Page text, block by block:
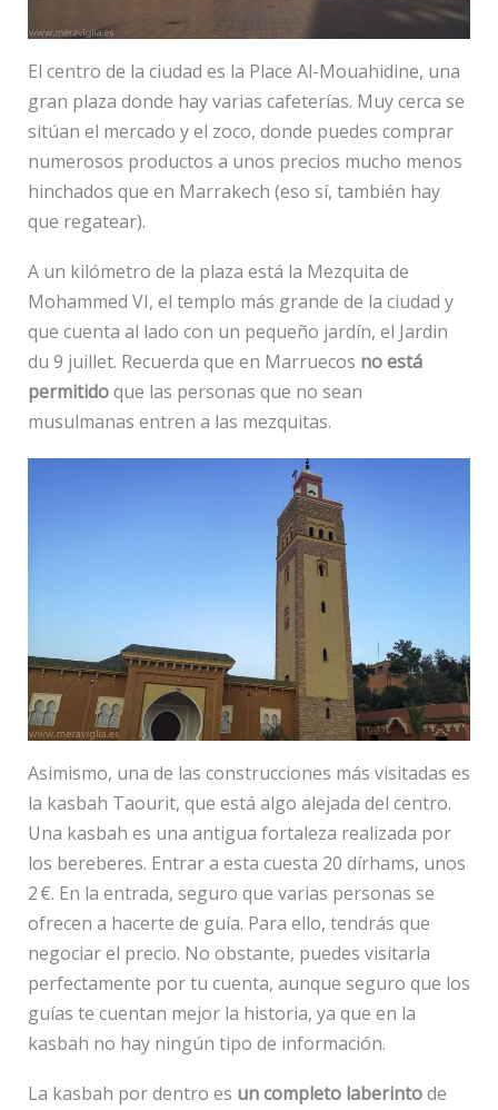
El centro de la ciudad es la Place Al-Mouahidine, una
gran plaza donde hay varias cafeterías. Muy cerca se
sitúan el mercado y el zoco, donde puedes comprar
numerosos productos a unos precios mucho menos
hinchados que en Marrakech (eso sí, también hay
que regatear).
A un kilómetro de la plaza está la Mezquita de
Mohammed VI, el templo más grande de la ciudad y
que cuenta al lado con un pequeño jardín, el Jardin
du 9 juillet. Recuerda que en Marruecos no está
permitidoque las personas que no sean
musulmanas entren a las mezquitas.
Asimismo, una de las construcciones más visitadas es
la kasbah Taourit, que está algo alejada del centro.
Una kasbah es una antigua fortaleza realizada por
los bereberes. Entrar a esta cuesta 20 dírhams, unos
2 €. En la entrada, seguro que varias personas se
ofrecen a hacerte de guía. Para ello, tendrás que
negociar el precio. No obstante, puedes visitarla
perfectamente por tu cuenta, aunque seguro que los
guías te cuentan mejor la historia, ya que en la
kasbah no hay ningún tipo de información.
La kasbah por dentro es un completo laberintode